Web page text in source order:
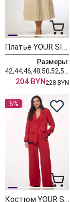
Платье YOUR SIZE 2280 сливочно-кремовый
Размеры:
204 BYN228 BYN
6%
Костюм YOUR SIZE 2277 красный